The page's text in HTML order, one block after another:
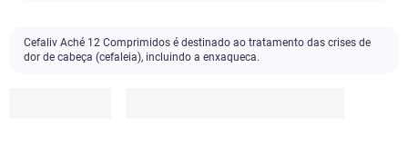
Cefaliv Aché 12 Comprimidos é destinado ao tratamento das crises de
dor de cabeça (cefaleia), incluindo a enxaqueca.